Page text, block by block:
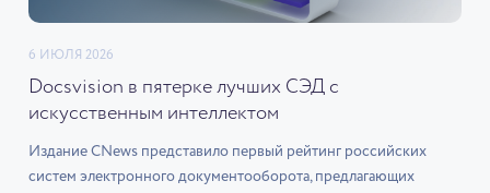
6 ИЮЛЯ 2026
Docsvision в пятерке лучших СЭД с
искусственным интеллектом
Издание CNews представило первый рейтинг российских
систем электронного документооборота, предлагающих